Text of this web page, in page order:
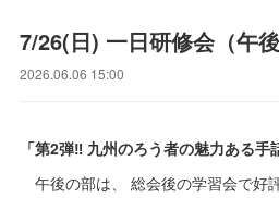
7/26(日) 一日研修会（午後
2026.06.06 15:00
「第2弾‼ 九州のろう者の魅力ある手
午後の部は、 総会後の学習会で好